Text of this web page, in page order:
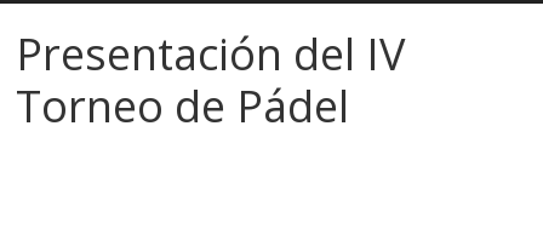
Presentación del IV
Torneo de Pádel